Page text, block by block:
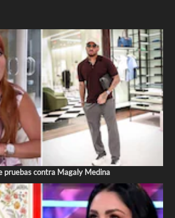
pruebas contra Magaly Medina